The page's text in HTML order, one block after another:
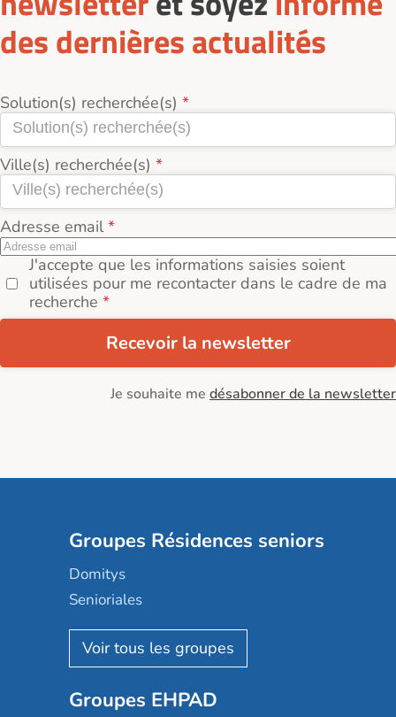
des dernières actualités
Solution(s) recherchée(s)
Ville(s) recherchée(s)
Adresse email
J'accepte que les informations saisies soient
utilisées pour me recontacter dans le cadre de ma
recherche
Recevoir la newsletter
Je souhaite me désabonner de la newsletter
Groupes Résidences seniors
Domitys
Senioriales
Nohée
Les Résidentiels
Mobicap
Groupes EHPAD